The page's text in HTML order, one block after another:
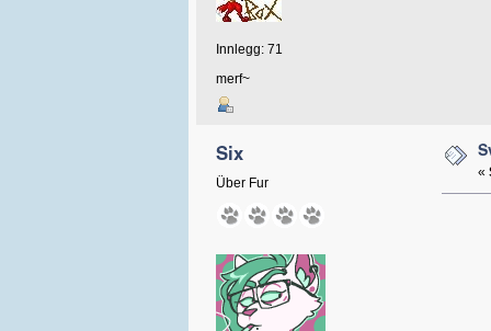
Innlegg: 71
merf~
Six
Über Fur
«